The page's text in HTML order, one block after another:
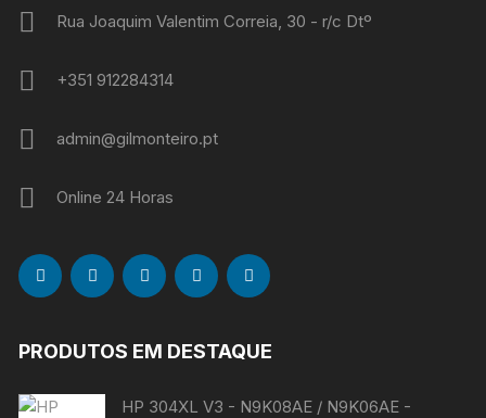
Rua Joaquim Valentim Correia, 30 - r/c Dtº
+351 912284314
admin@gilmonteiro.pt
Online 24 Horas
PRODUTOS EM DESTAQUE
HP 304XL V3 - N9K08AE / N9K06AE -